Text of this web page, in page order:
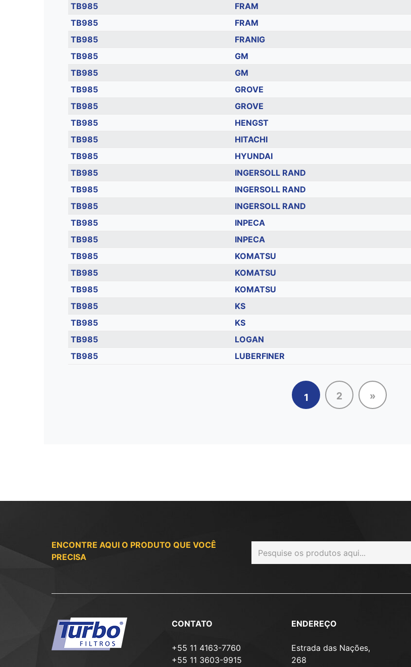
TB985
FRAM
TB985
FRAM
TB985
FRANIG
TB985
GM
TB985
GM
TB985
GROVE
TB985
GROVE
TB985
HENGST
TB985
HITACHI
TB985
HYUNDAI
TB985
INGERSOLL RAND
TB985
INGERSOLL RAND
TB985
INGERSOLL RAND
TB985
INPECA
TB985
INPECA
TB985
KOMATSU
TB985
KOMATSU
TB985
KOMATSU
TB985
KS
TB985
KS
TB985
LOGAN
TB985
LUBERFINER
1 2 »
ENCONTRE AQUI O PRODUTO QUE VOCÊ
PRECISA
CONTATO
+55 11 4163-7760
+55 11 3603-9915
ENDEREÇO
Estrada das Nações,
268